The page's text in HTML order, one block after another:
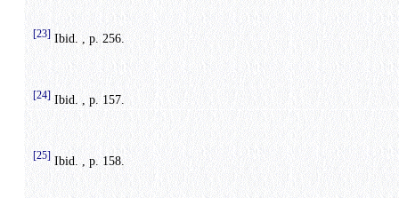
[23] Ibid. , p. 256.
[24]Ibid. , p. 157.
[25] Ibid. , p. 158.